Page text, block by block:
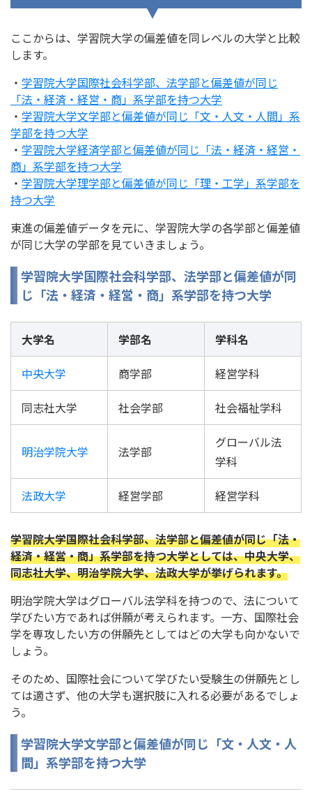
ここからは、学習院大学の偏差値を同レベルの大学と比較
します。
・ 学習院大学国際社会科学部、法学部と偏差値が同じ
「法・経済・経営・商」系学部を持つ大学
・ 学習院大学文学部と偏差値が同じ「文・人文・人間」系
学部を持つ大学
・ 学習院大学経済学部と偏差値が同じ「法・経済・経営・
商」系学部を持つ大学
・ 学習院大学理学部と偏差値が同じ「理・工学」系学部を
持つ大学
東進の偏差値データを元に、学習院大学の各学部と偏差値
が同じ大学の学部を見ていきましょう。
学習院大学国際社会科学部、法学部と偏差値が同
じ「法・経済・経営・商」系学部を持つ大学
大学名 学部名 学科名
中央大学 商学部 経営学科
同志社大学 社会学部 社会福祉学科
明治学院大学 法学部
グローバル法
学科
法政大学 経営学部 経営学科
学習院大学国際社会科学部、法学部と偏差値が同じ「法・
経済・経営・商」系学部を持つ大学としては、中央大学、
同志社大学、明治学院大学、法政大学が挙げられます。
明治学院大学はグローバル法学科を持つので、法について
学びたい方であれば併願が考えられます。一方、国際社会
学を専攻したい方の併願先としてはどの大学も向かないで
しょう。
そのため、国際社会について学びたい受験生の併願先とし
ては適さず、他の大学も選択肢に入れる必要があるでしょ
う。
学習院大学文学部と偏差値が同じ「文・人文・人
間」系学部を持つ大学